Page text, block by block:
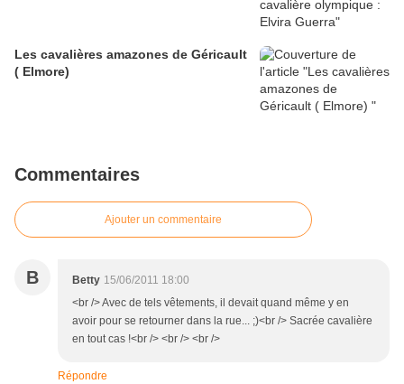
Les cavalières amazones de Géricault
( Elmore)
Commentaires
Ajouter un commentaire
B Betty 15/06/2011 18:00
<br /> Avec de tels vêtements, il devait quand même y en
avoir pour se retourner dans la rue... ;)<br /> Sacrée cavalière
en tout cas !<br /> <br /> <br />
Répondre